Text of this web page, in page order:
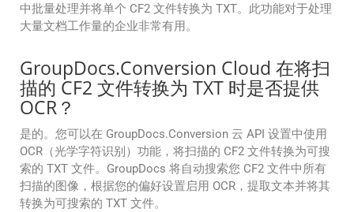
中批量处理并将单个 CF2 文件转换为 TXT。此功能对于处理
大量文档工作量的企业非常有用。
GroupDocs.Conversion Cloud 在将扫
描的 CF2 文件转换为 TXT 时是否提供
OCR？
是的。您可以在 GroupDocs.Conversion 云 API 设置中使用
OCR（光学字符识别）功能，将扫描的 CF2 文件转换为可搜
索的 TXT 文件。GroupDocs 将自动搜索您 CF2 文件中所有
扫描的图像，根据您的偏好设置启用 OCR，提取文本并将其
转换为可搜索的 TXT 文件。